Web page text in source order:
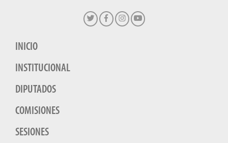
INICIO
INSTITUCIONAL
DIPUTADOS
COMISIONES
SESIONES